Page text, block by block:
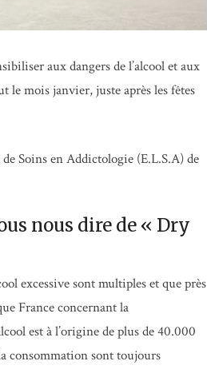
aux dangers de l’alcool et aux
le mois janvier, juste après les fêtes
Soins en Addictologie (E.L.S.A) de
nous dire de « Dry
excessive sont multiples et que près
France concernant la
est à l’origine de plus de 40.000
consommation sont toujours